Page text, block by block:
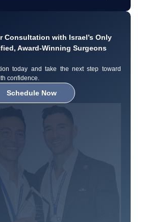
Consultation with Israel’s Only
Award-Winning Surgeons
today and take the next step toward
confidence.
Schedule Now